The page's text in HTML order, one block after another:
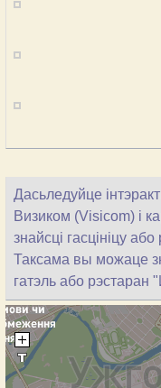
Дасьледуйце
Визиком (Visicom) і
знайсці гасцініцу
Таксама вы можаце
гатэль або рэстаран